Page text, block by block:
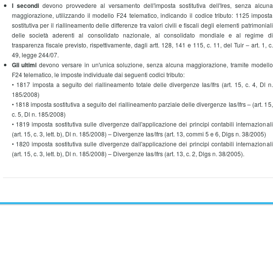
I secondidevono provvedere al versamento dell'imposta sostitutiva dell'Ires, senza alcuna
maggiorazione, utilizzando il modello F24 telematico, indicando il codice tributo: 1125 imposta
sostitutiva per il riallineamento delle differenze tra valori civili e fiscali degli elementi patrimoniali
delle società aderenti al consolidato nazionale, al consolidato mondiale e al regime di
trasparenza fiscale previsto, rispettivamente, dagli artt. 128, 141 e 115, c. 11, del Tuir – art. 1, c.
49, legge 244/07.
Gli ultimi devono versare in un'unica soluzione, senza alcuna maggiorazione, tramite modello
F24 telematico, le imposte individuate dai seguenti codici tributo:
• 1817 imposta a seguito del riallineamento totale delle divergenze Ias/Ifrs (art. 15, c. 4, Dl n.
185/2008)
• 1818 imposta sostitutiva a seguito del riallineamento parziale delle divergenze Ias/Ifrs – (art. 15,
c. 5, Dl n. 185/2008)
• 1819 imposta sostitutiva sulle divergenze dall'applicazione dei principi contabili internazionali
(art. 15, c. 3, lett. b), Dl n. 185/2008) – Divergenze Ias/Ifrs (art. 13, commi 5 e 6, Dlgs n. 38/2005)
• 1820 imposta sostitutiva sulle divergenze dall'applicazione dei principi contabili internazionali
(art. 15, c. 3, lett. b), Dl n. 185/2008) – Divergenze Ias/Ifrs (art. 13, c. 2, Dlgs n. 38/2005).